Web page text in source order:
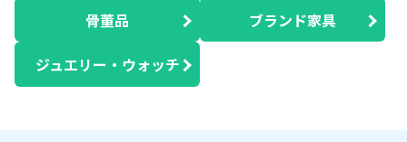
骨董品 ブランド家具
ジュエリー・ウォッチ